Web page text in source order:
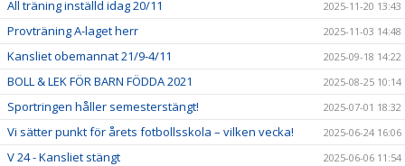
All träning inställd idag 20/11 2025-11-20 13:43
Provträning A-laget herr 2025-11-03 14:48
Kansliet obemannat 21/9-4/11 2025-09-18 14:22
BOLL & LEK FÖR BARN FÖDDA 2021 2025-08-25 10:14
Sportringen håller semesterstängt! 2025-07-01 18:32
Vi sätter punkt för årets fotbollsskola – vilken vecka! 2025-06-24 16:06
V 24 - Kansliet stängt 2025-06-06 11:54